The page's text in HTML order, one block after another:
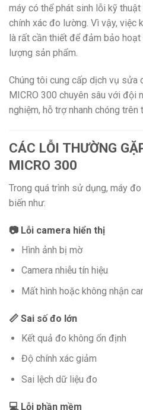
máy có thể phát sinh lỗi kỹ
chính xác đo lường. Vì vậy, việc
là rất cần thiết để đảm bảo
lượng sản phẩm.
Chúng tôi cung cấp dịch vụ sửa
MICRO 300 chuyên sâu với đội
nghiệm, hỗ trợ nhanh chóng trên
CÁC LỖI THƯỜNG
MICRO 300
Trong quá trình sử dụng, máy
biến như:
📷 Lỗi camera hiển thị
Hình ảnh bị mờ
Camera nhiễu tín hiệu
Mất hình hoặc không nhận
📏 Sai số đo lớn
Kết quả đo không ổn định
Độ chính xác giảm
Sai lệch dữ liệu đo
💻 Lỗi phần mềm